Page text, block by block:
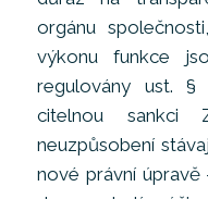
orgánu
výkonu funkce
regulovány ust.
citelnou sankci
neuzpůsobení
nové právní